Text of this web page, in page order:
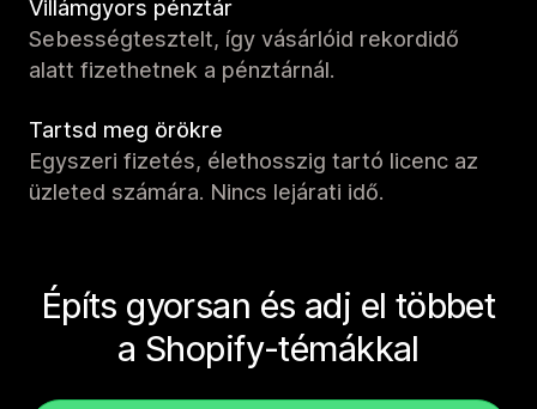
Villámgyors pénztár
Sebességtesztelt, így vásárlóid rekordidő
alatt fizethetnek a pénztárnál.
Tartsd meg örökre
Egyszeri fizetés, élethosszig tartó licenc az
üzleted számára. Nincs lejárati idő.
Építs gyorsan és adj el többet
a Shopify-témákkal